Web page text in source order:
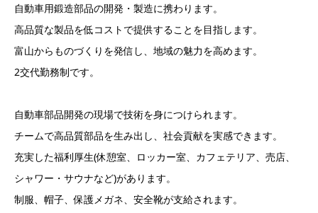
自動車用鍛造部品の開発・製造に携わります。
高品質な製品を低コストで提供することを目指します。
富山からものづくりを発信し、地域の魅力を高めます。
2交代勤務制です。
自動車部品開発の現場で技術を身につけられます。
チームで高品質部品を生み出し、社会貢献を実感できます。
充実した福利厚生(休憩室、ロッカー室、カフェテリア、売店、
シャワー・サウナなど)があります。
制服、帽子、保護メガネ、安全靴が支給されます。